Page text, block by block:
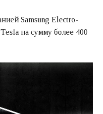
Samsung Electro-
на сумму более 400